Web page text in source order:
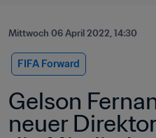
Mittwoch 06 April 2022, 14:30
FIFA Forward
Gelson
neuer